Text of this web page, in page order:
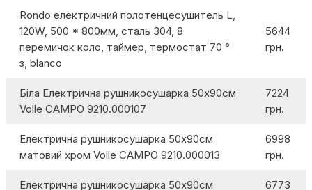
Rondo електричний полотенцесушитель L,
120W, 500 * 800мм, сталь 304, 8
перемичок коло, таймер, термостат 70 °
з, blanco
5644
грн.
Біла Електрична рушникосушарка 50х90см
Volle CAMPO 9210.000107
7224
грн.
Електрична рушникосушарка 50х90см
матовий хром Volle CAMPO 9210.000013
6998
грн.
Електрична рушникосушарка 50х90см
6773